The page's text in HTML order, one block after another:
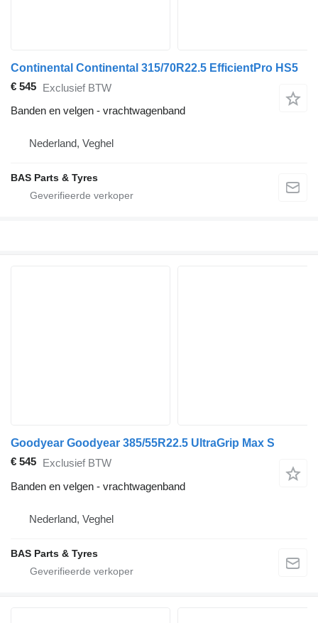
Continental Continental 315/70R22.5 EfficientPro HS5
€ 545 Exclusief BTW
Banden en velgen - vrachtwagenband
Nederland, Veghel
BAS Parts & Tyres
Goodyear Goodyear 385/55R22.5 UltraGrip Max S
€ 545 Exclusief BTW
Banden en velgen - vrachtwagenband
Nederland, Veghel
BAS Parts & Tyres